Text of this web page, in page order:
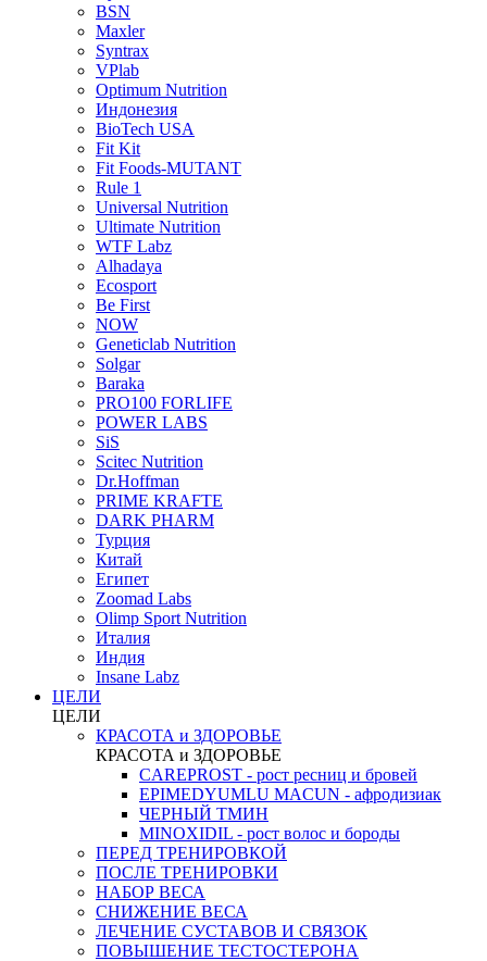
BSN
Maxler
Syntrax
VPlab
Optimum Nutrition
Индонезия
BioTech USA
Fit Kit
Fit Foods-MUTANT
Rule 1
Universal Nutrition
Ultimate Nutrition
WTF Labz
Alhadaya
Ecosport
Be First
NOW
Geneticlab Nutrition
Solgar
Baraka
PRO100 FORLIFE
POWER LABS
SiS
Scitec Nutrition
Dr.Hoffman
PRIME KRAFTE
DARK PHARM
Турция
Китай
Египет
Zoomad Labs
Olimp Sport Nutrition
Италия
Индия
Insane Labz
ЦЕЛИ
ЦЕЛИ
КРАСОТА и ЗДОРОВЬЕ
КРАСОТА и ЗДОРОВЬЕ
CAREPROST - рост ресниц и бровей
EPIMEDYUMLU MACUN - афродизиак
ЧЕРНЫЙ ТМИН
MINOXIDIL - рост волос и бороды
ПЕРЕД ТРЕНИРОВКОЙ
ПОСЛЕ ТРЕНИРОВКИ
НАБОР ВЕСА
СНИЖЕНИЕ ВЕСА
ЛЕЧЕНИЕ СУСТАВОВ И СВЯЗОК
ПОВЫШЕНИЕ ТЕСТОСТЕРОНА